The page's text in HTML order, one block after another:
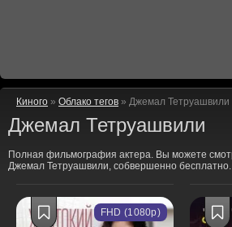
Киного » Облако тегов » Джемал Тетруашвили
Джемал Тетруашвили
Полная фильмография актера. Вы можете
Джемал Тетруашвили, собвершенно бесплатно.
FHD (1080p)